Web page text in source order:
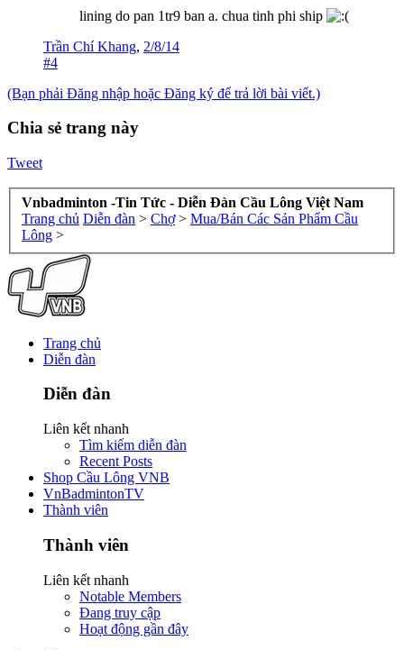
lining do pan 1tr9 ban a. chua tinh phi ship
Trần Chí Khang, 2/8/14
#4
(Bạn phải Đăng nhập hoặc Đăng ký để trả lời bài viết.)
Chia sẻ trang này
Tweet
Vnbadminton -Tin Tức - Diễn Đàn Cầu Lông Việt Nam
Trang chủ Diễn đàn > Chợ > Mua/Bán Các Sản Phẩm Cầu
Lông >
Trang chủ
Diễn đàn
Diễn đàn
Liên kết nhanh
Tìm kiếm diễn đàn
Recent Posts
Shop Cầu Lông VNB
VnBadmintonTV
Thành viên
Thành viên
Liên kết nhanh
Notable Members
Đang truy cập
Hoạt động gần đây